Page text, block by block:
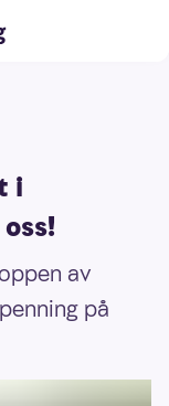
i
av
på